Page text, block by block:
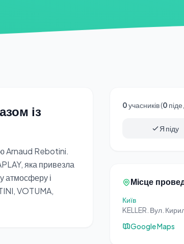
із
Arnaud Rebotini.
яка привезла
атмосферу і
VOTUMA,
0учасників (0 піде,
Я піду
Місце
Київ
KELLER. Вул.
Google Maps